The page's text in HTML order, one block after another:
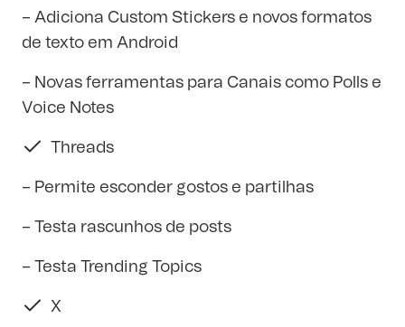
– Adiciona Custom Stickers e novos formatos
de texto em Android
– Novas ferramentas para Canais como Polls e
Voice Notes
Threads
– Permite esconder gostos e partilhas
– Testa rascunhos de posts
– Testa Trending Topics
X